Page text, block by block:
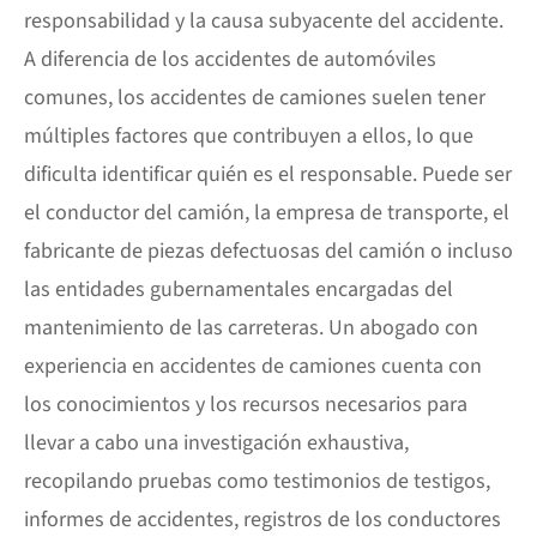
responsabilidad y la causa subyacente del accidente.
A diferencia de los accidentes de automóviles
comunes, los accidentes de camiones suelen tener
múltiples factores que contribuyen a ellos, lo que
dificulta identificar quién es el responsable. Puede ser
el conductor del camión, la empresa de transporte, el
fabricante de piezas defectuosas del camión o incluso
las entidades gubernamentales encargadas del
mantenimiento de las carreteras. Un abogado con
experiencia en accidentes de camiones cuenta con
los conocimientos y los recursos necesarios para
llevar a cabo una investigación exhaustiva,
recopilando pruebas como testimonios de testigos,
informes de accidentes, registros de los conductores